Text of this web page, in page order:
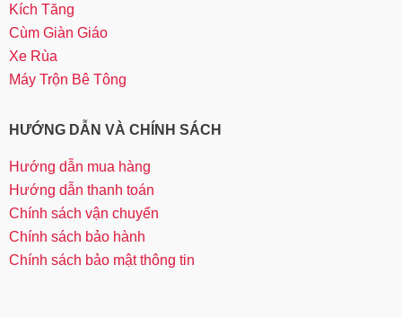
Kích Tăng
Cùm Giàn Giáo
Xe Rùa
Máy Trộn Bê Tông
HƯỚNG DẪN VÀ CHÍNH SÁCH
Hướng dẫn mua hàng
Hướng dẫn thanh toán
Chính sách vận chuyển
Chính sách bảo hành
Chính sách bảo mật thông tin